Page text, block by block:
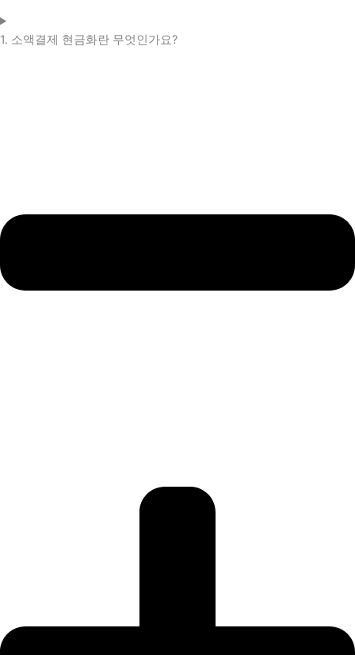
1. 소액결제 현금화란 무엇인가요?